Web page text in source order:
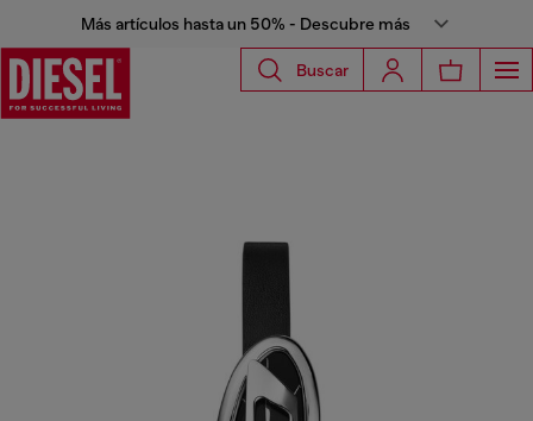
Más artículos hasta un 50% - Descubre más
Buscar